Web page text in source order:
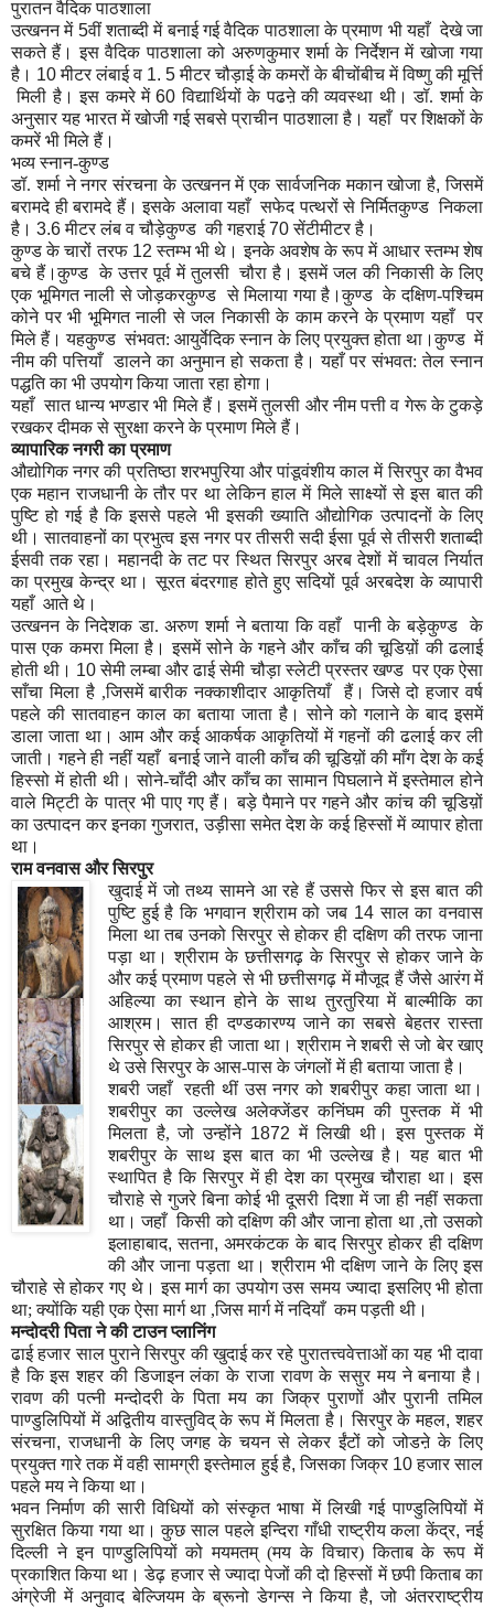
पुरातन वैदिक पाठशाला
उत्खनन में 5वीं शताब्दी में बनाई गई वैदिक पाठशाला के प्रमाण भी यहाँ देखे जा
सकते हैं। इस वैदिक पाठशाला को अरुणकुमार शर्मा के निर्देशन में खोजा गया
है। 10मीटर लंबाई व 1. 5मीटर चौड़ाई के कमरों के बीचोंबीच में विष्णु की मूर्त्ति
मिली है। इस कमरे में60विद्यार्थियों के पढऩे की व्यवस्था थी। डॉ. शर्मा के
अनुसार यह भारत में खोजी गई सबसे प्राचीन पाठशाला है। यहाँ पर शिक्षकों के
कमरें भी मिले हैं।
भव्य स्नान-कुण्ड
डॉ. शर्मा ने नगर संरचना के उत्खनन में एक सार्वजनिक मकान खोजा है,जिसमें
बरामदे ही बरामदे हैं। इसके अलावा यहाँ सफेद पत्थरों से निर्मितकुण्ड निकला
है। 3.6मीटर लंब व चौड़ेकुण्ड की गहराई70सेंटीमीटर है।
कुण्ड के चारों तरफ 12स्तम्भ भी थे। इनके अवशेष के रूप में आधार स्तम्भ शेष
बचे हैं।कुण्ड के उत्तर पूर्व में तुलसी चौरा है। इसमें जल की निकासी के लिए
एक भूमिगत नाली से जोड़करकुण्ड से मिलाया गया है।कुण्ड के दक्षिण-पश्चिम
कोने पर भी भूमिगत नाली से जल निकासी के काम करने के प्रमाण यहाँ पर
मिले हैं। यहकुण्ड संभवत: आयुर्वेदिक स्नान के लिए प्रयुक्त होता था।कुण्ड में
नीम की पत्तियाँ डालने का अनुमान हो सकता है। यहाँ पर संभवत: तेल स्नान
पद्धति का भी उपयोग किया जाता रहा होगा।
यहाँ सात धान्य भण्डार भी मिले हैं। इसमें तुलसी और नीम पत्ती व गेरू के टुकड़े
रखकर दीमक से सुरक्षा करने के प्रमाण मिले हैं।
व्यापारिक नगरी का प्रमाण
औद्योगिक नगर की प्रतिष्ठा शरभपुरिया और पांडूवंशीय काल में सिरपुर का वैभव
एक महान राजधानी के तौर पर था लेकिन हाल में मिले साक्ष्यों से इस बात की
पुष्टि हो गई है कि इससे पहले भी इसकी ख्याति औद्योगिक उत्पादनों के लिए
थी। सातवाहनों का प्रभुत्व इस नगर पर तीसरी सदी ईसा पूर्व से तीसरी शताब्दी
ईसवी तक रहा। महानदी के तट पर स्थित सिरपुर अरब देशों में चावल निर्यात
का प्रमुख केन्द्र था। सूरत बंदरगाह होते हुए सदियों पूर्व अरबदेश के व्यापारी
यहाँ आते थे।
उत्खनन के निदेशक डा. अरुण शर्मा ने बताया कि वहाँ पानी के बड़ेकुण्ड के
पास एक कमरा मिला है। इसमें सोने के गहने और काँच की चूडिय़ों की ढलाई
होती थी। 10सेमी लम्बा और ढाई सेमी चौड़ा स्लेटी प्रस्तर खण्ड पर एक ऐसा
साँचा मिला है ,जिसमें बारीक नक्काशीदार आकृतियाँ हैं। जिसे दो हजार वर्ष
पहले की सातवाहन काल का बताया जाता है। सोने को गलाने के बाद इसमें
डाला जाता था। आम और कई आकर्षक आकृतियों में गहनों की ढलाई कर ली
जाती। गहने ही नहीं यहाँ बनाई जाने वाली काँच की चूडिय़ों की माँग देश के कई
हिस्सो में होती थी। सोने-चाँदी और काँच का सामान पिघलाने में इस्तेमाल होने
वाले मिट्टी के पात्र भी पाए गए हैं। बड़े पैमाने पर गहने और कांच की चूडिय़ों
का उत्पादन कर इनका गुजरात,उड़ीसा समेत देश के कई हिस्सों में व्यापार होता
था।
राम वनवास और सिरपुर
खुदाई में जो तथ्य सामने आ रहे हैं उससे फिर से इस बात की
पुष्टि हुई है कि भगवान श्रीराम को जब 14साल का वनवास
मिला था तब उनको सिरपुर से होकर ही दक्षिण की तरफ जाना
पड़ा था। श्रीराम के छत्तीसगढ़ के सिरपुर से होकर जाने के
और कई प्रमाण पहले से भी छत्तीसगढ़ में मौजूद हैं जैसे आरंग में
अहिल्या का स्थान होने के साथ तुरतुरिया में बाल्मीकि का
आश्रम। सात ही दण्डकारण्य जाने का सबसे बेहतर रास्ता
सिरपुर से होकर ही जाता था। श्रीराम ने शबरी से जो बेर खाए
थे उसे सिरपुर के आस-पास के जंगलों में ही बताया जाता है।
शबरी जहाँ रहती थीं उस नगर को शबरीपुर कहा जाता था।
शबरीपुर का उल्लेख अलेक्जेंडर कनिंघम की पुस्तक में भी
मिलता है, जो उन्होंने 1872में लिखी थी। इस पुस्तक में
शबरीपुर के साथ इस बात का भी उल्लेख है। यह बात भी
स्थापित है कि सिरपुर में ही देश का प्रमुख चौराहा था। इस
चौराहे से गुजरे बिना कोई भी दूसरी दिशा में जा ही नहीं सकता
था। जहाँ किसी को दक्षिण की और जाना होता था ,तो उसको
इलाहाबाद,सतना,अमरकंटक के बाद सिरपुर होकर ही दक्षिण
की और जाना पड़ता था। श्रीराम भी दक्षिण जाने के लिए इस
चौराहे से होकर गए थे। इस मार्ग का उपयोग उस समय ज्यादा इसलिए भी होता
था; क्योंकि यही एक ऐसा मार्ग था ,जिस मार्ग में नदियाँ कम पड़ती थी।
मन्दोदरी पिता ने की टाउन प्लानिंग
ढाई हजार साल पुराने सिरपुर की खुदाई कर रहे पुरातत्त्ववेत्ताओं का यह भी दावा
है कि इस शहर की डिजाइन लंका के राजा रावण के ससुर मय ने बनाया है।
रावण की पत्नी मन्दोदरी के पिता मय का जिक्र पुराणों और पुरानी तमिल
पाण्डुलिपियों में अद्वितीय वास्तुविद् के रूप में मिलता है। सिरपुर के महल,शहर
संरचना,राजधानी के लिए जगह के चयन से लेकर ईंटों को जोडऩे के लिए
प्रयुक्त गारे तक में वही सामग्री इस्तेमाल हुई है,जिसका जिक्र 10हजार साल
पहले मय ने किया था।
भवन निर्माण की सारी विधियों को संस्कृत भाषा में लिखी गई पाण्डुलिपियों में
सुरक्षित किया गया था। कुछ साल पहले इन्दिरा गाँधी राष्ट्रीय कला केंद्र,नई
दिल्ली ने इन पाण्डुलिपियों को मयमतम् (मय के विचार) किताब के रूप में
प्रकाशित किया था। डेढ़ हजार से ज्यादा पेजों की दो हिस्सों में छपी किताब का
अंग्रेजी में अनुवाद बेल्जियम के ब्रूनो डेगन्स ने किया है,जो अंतरराष्ट्रीय